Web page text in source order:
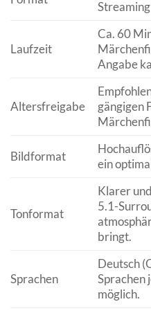
Streaming
Laufzeit
Ca. 60
Angabe
Altersfreigabe
gängigen
Bildformat
ein
Tonformat
Klarer
5.1-
bringt.
Sprachen
Deutsch
Sprachen
möglich.